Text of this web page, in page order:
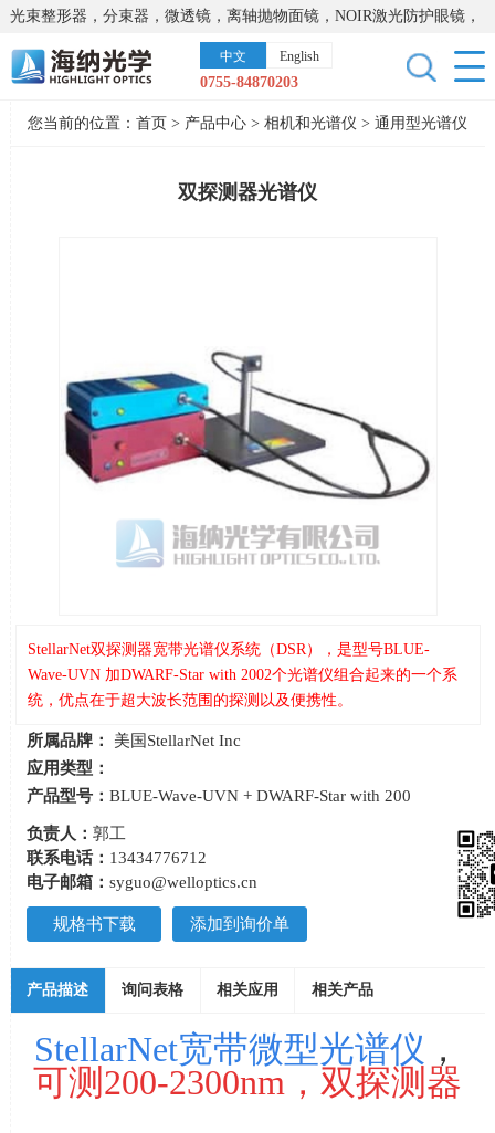
光束整形器，分束器，微透镜，离轴抛物面镜，NOIR激光防护眼镜，
太阳能模拟器，显微镜载物台，激光器，光谱仪，红外热像仪，激光
晶体
中文 English
0755-84870203
您当前的位置： 首页 > 产品中心> 相机和光谱仪 > 通用型光谱仪
双探测器光谱仪
StellarNet双探测器宽带光谱仪系统（DSR），是型号BLUE-
Wave-UVN 加DWARF-Star with 2002个光谱仪组合起来的一个系
统，优点在于超大波长范围的探测以及便携性。
所属品牌：
美国StellarNet Inc
应用类型：
产品型号：BLUE-Wave-UVN + DWARF-Star with 200
负责人：郭工
联系电话： 13434776712
电子邮箱：syguo@welloptics.cn
规格书下载 添加到询价单
产品描述 询问表格 相关应用 相关产品
StellarNet宽带微型光谱仪 ，
可测 200-2300nm，双探测器